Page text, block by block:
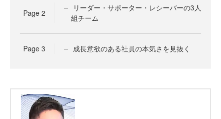
Page 2
リーダー・サポーター・レシーバーの3人
組チーム
Page 3 成長意欲のある社員の本気さを見抜く